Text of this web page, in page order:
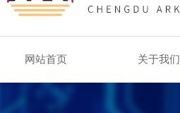
网站首页 关于我们